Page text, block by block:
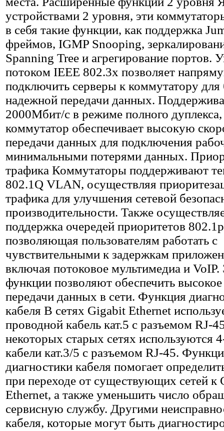
устройствами 2 уровня, эти
в себя такие функции, как поддержка
фреймов, IGMP Snooping,
Spanning Tree и агрегирование портов.
потоком IEEE 802.3x позволяет
подключить серверы к коммутатору
надежной передачи данных.
2000Мбит/с в режиме полного дуплекса,
коммутатор обеспечивает высокую
передачи данных для подключения
минимальными потерями данных.
трафика Коммутаторы поддерживают
802.1Q VLAN, осуществляя
трафика для улучшения сетевой
производительности. Также
поддержка очередей приоритетов
позволяющая пользователям работать с
чувствительными к задержкам
включая потоковое мультимедиа и VoIP.
функции позволяют обеспечить высокое
передачи данных в сети. Функция
кабеля В сетях Gigabit Ethernet
проводной кабель кат.5 с разъемом RJ-
некоторых старых сетях используются
кабели кат.3/5 с разъемом RJ-45.
диагностики кабеля помогает
при переходе от существующих сетей к
Ethernet, а также уменьшить число
сервисную службу. Другими
кабеля, которые могут быть